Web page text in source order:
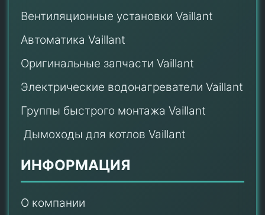
Вентиляционные установки Vaillant
Автоматика Vaillant
Оригинальные запчасти Vaillant
Электрические водонагреватели Vaillant
Группы быстрого монтажа Vaillant
Дымоходы для котлов Vaillant
ИНФОРМАЦИЯ
О компании